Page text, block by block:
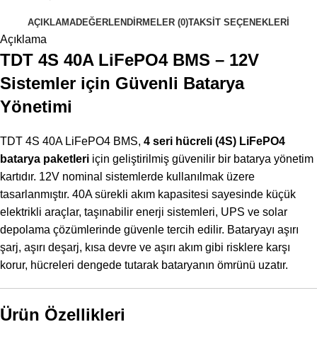
AÇIKLAMADEĞERLENDIRMELER (0)TAKSIT SEÇENEKLERI
Açıklama
TDT 4S 40A LiFePO4 BMS – 12V
Sistemler için Güvenli Batarya
Yönetimi
TDT 4S 40A LiFePO4 BMS, 4 seri hücreli (4S) LiFePO4
batarya paketleri için geliştirilmiş güvenilir bir batarya yönetim
kartıdır. 12V nominal sistemlerde kullanılmak üzere
tasarlanmıştır. 40A sürekli akım kapasitesi sayesinde küçük
elektrikli araçlar, taşınabilir enerji sistemleri, UPS ve solar
depolama çözümlerinde güvenle tercih edilir. Bataryayı aşırı
şarj, aşırı deşarj, kısa devre ve aşırı akım gibi risklere karşı
korur, hücreleri dengede tutarak bataryanın ömrünü uzatır.
Ürün Özellikleri